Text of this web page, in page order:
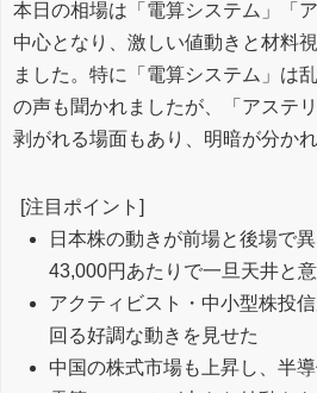
本日の相場は「電算システム」「
中心となり、激しい値動きと材料
ました。特に「電算システム」は
の声も聞かれましたが、「アステ
剥がれる場面もあり、明暗が分か
[注目ポイント]
日本株の動きが前場と後場で
43,000円あたりで一旦天井と
アクティビスト・中小型株投
回る好調な動きを見せた
中国の株式市場も上昇し、半